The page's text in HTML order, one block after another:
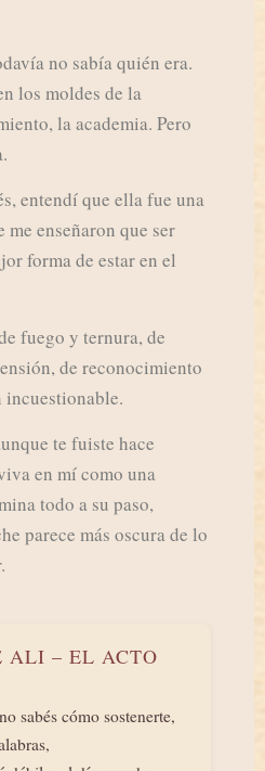
no sabía quién era.
los moldes de la
la academia. Pero
entendí que ella fue una
me enseñaron que ser
forma de estar en el
fuego y ternura, de
de reconocimiento
incuestionable.
te fuiste hace
en mí como una
todo a su paso,
parece más oscura de lo
ALI – EL ACTO
sabés cómo sostenerte,